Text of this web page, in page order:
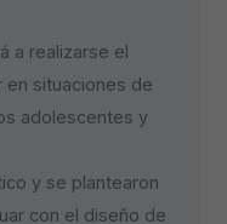
a realizarse el
situaciones de
adolescentes y
y se plantearon
con el diseño de